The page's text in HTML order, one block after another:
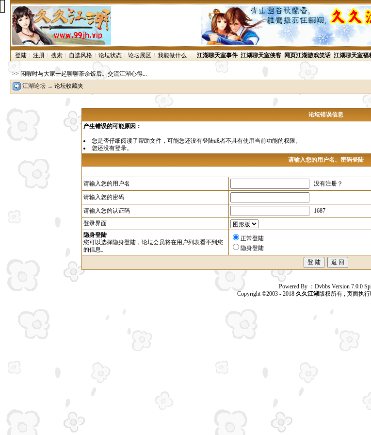
登陆 注册 搜索 自选风格 论坛状态 论坛展区 我能做什么 江湖聊天室事件 江湖聊天室侠客 网页江湖游戏笑话 江湖聊天室福
>> 闲暇时与大家一起聊聊茶余饭后。交流江湖心得...
江湖论坛→ 论坛收藏夹
论坛错误信息
产生错误的可能原因：
您是否仔细阅读了帮助文件 ，可能您还没有登陆或者不具有使用当前功能的权限。
您还没有登录。
请输入您的用户名、密码登陆
请输入您的用户名
没有注册？
请输入您的密码
请输入您的认证码
1687
登录界面
隐身登陆
您可以选择隐身登陆，论坛会员将在用户列表看不到您
的信息。
正常登陆
隐身登陆
Powered By ：Dvbbs Version 7.0.0
Copyright ©2003 - 2018 久久江湖版权所有 , 页面执